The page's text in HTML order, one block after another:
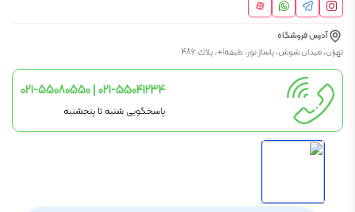
آدرس فروشگاه
تهران، ميدان شوش، پاساژ نور، طبقه1+، پلاك 486
021-55080550 | 021-55041234
پاسخگویی شنبه تا پنجشنبه